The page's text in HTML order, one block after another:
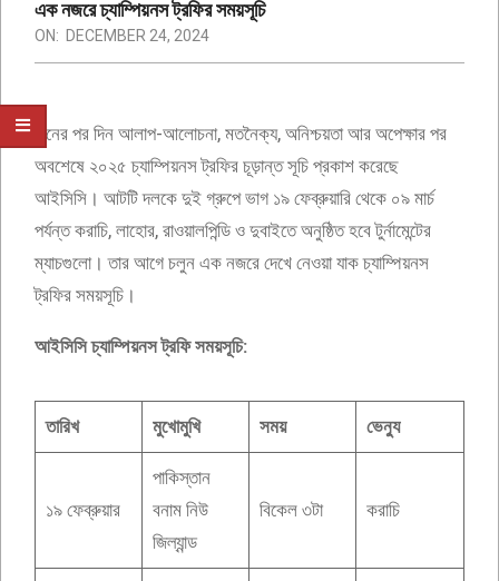
এক নজরে চ্যাম্পিয়নস ট্রফির সময়সূচি
ON: DECEMBER 24, 2024
দিনের পর দিন আলাপ-আলোচনা, মতনৈক্য, অনিশ্চয়তা আর অপেক্ষার পর
অবশেষে ২০২৫ চ্যাম্পিয়নস ট্রফির চূড়ান্ত সূচি প্রকাশ করেছে
আইসিসি। আটটি দলকে দুই গ্রুপে ভাগ ১৯ ফেব্রুয়ারি থেকে ০৯ মার্চ
পর্যন্ত করাচি, লাহোর, রাওয়ালপিন্ডি ও দুবাইতে অনুষ্ঠিত হবে টুর্নামেন্টের
ম্যাচগুলো। তার আগে চলুন এক নজরে দেখে নেওয়া যাক চ্যাম্পিয়নস
ট্রফির সময়সূচি।
আইসিসি চ্যাম্পিয়নস ট্রফি সময়সূচি:
তারিখ মুখোমুখি সময় ভেন্যু
১৯ ফেব্রুয়ার
পাকিস্তান
বনাম নিউ
জিল্যান্ড
বিকেল ৩টা করাচি